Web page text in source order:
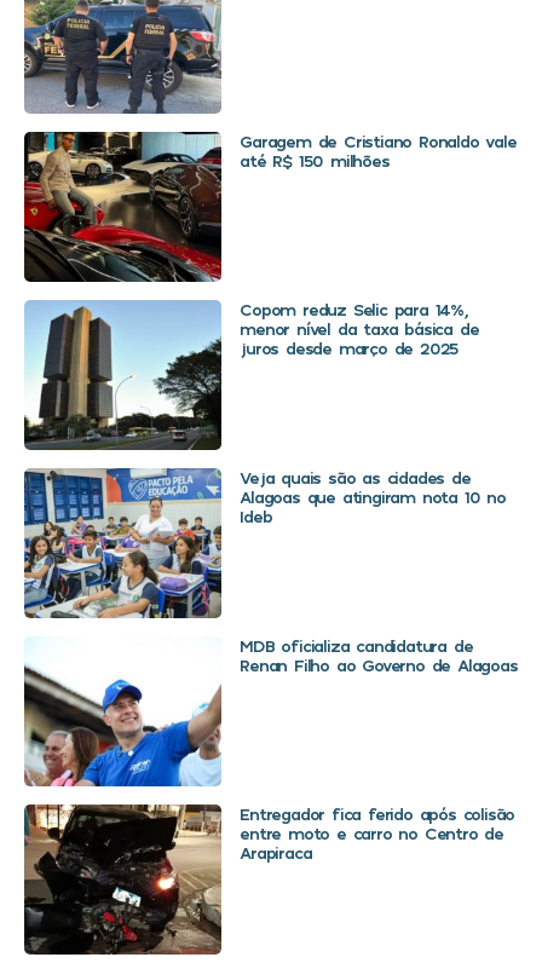
Garagem de Cristiano Ronaldo vale
até R$ 150 milhões
Copom reduz Selic para 14%,
menor nível da taxa básica de
juros desde março de 2025
Veja quais são as cidades de
Alagoas que atingiram nota 10 no
Ideb
MDB oficializa candidatura de
Renan Filho ao Governo de Alagoas
Entregador fica ferido após colisão
entre moto e carro no Centro de
Arapiraca